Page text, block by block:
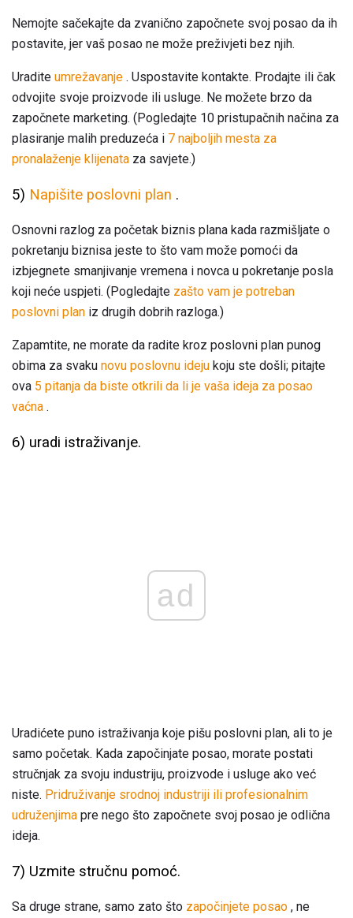
Nemojte sačekajte da zvanično započnete svoj posao da ih
postavite, jer vaš posao ne može preživjeti bez njih.
Uradite umrežavanje . Uspostavite kontakte. Prodajte ili čak
odvojite svoje proizvode ili usluge. Ne možete brzo da
započnete marketing. (Pogledajte 10 pristupačnih načina za
plasiranje malih preduzeća i 7 najboljih mesta za
pronalaženje klijenata za savjete.)
5) Napišite poslovni plan .
Osnovni razlog za početak biznis plana kada razmišljate o
pokretanju biznisa jeste to što vam može pomoći da
izbjegnete smanjivanje vremena i novca u pokretanje posla
koji neće uspjeti. (Pogledajte zašto vam je potreban
poslovni plan iz drugih dobrih razloga.)
Zapamtite, ne morate da radite kroz poslovni plan punog
obima za svaku novu poslovnu ideju koju ste došli; pitajte
ova 5 pitanja da biste otkrili da li je vaša ideja za posao
vaćna .
6) uradi istraživanje.
ad
Uradićete puno istraživanja koje pišu poslovni plan, ali to je
samo početak. Kada započinjate posao, morate postati
stručnjak za svoju industriju, proizvode i usluge ako već
niste. Pridruživanje srodnoj industriji ili profesionalnim
udruženjima pre nego što započnete svoj posao je odlična
ideja.
7) Uzmite stručnu pomoć.
Sa druge strane, samo zato što započinjete posao , ne